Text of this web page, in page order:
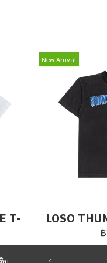
T-
New Arrival
LOSO